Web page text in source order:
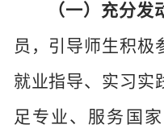
（一）充分发
员，引导师生积极
就业指导、实习实
足专业、服务国